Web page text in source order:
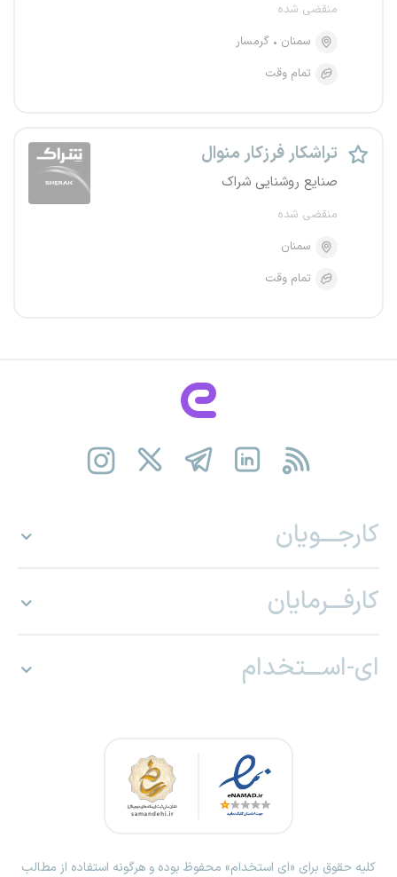
منقضی شده
سمنان
گرمسار
تمام وقت
تراشکار فرزکار منوال
صنایع روشنایی شراک
منقضی شده
سمنان
تمام وقت
کارجـــویان
کارفـــرمایان
ای-اســـتخدام
کلیه حقوق برای «ای استخدام» محفوظ بوده و هرگونه استفاده از مطالب